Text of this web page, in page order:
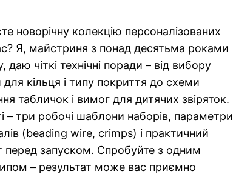
новорічну колекцію персоналізованих
Я, майстриня з понад десятьма роками
даю чіткі технічні поради – від вибору
для кільця і типу покриття до схеми
табличок і вимог для дитячих звіряток.
– три робочі шаблони наборів, параметри
(beading wire, crimps) і практичний
перед запуском. Спробуйте з одним
– результат може вас приємно